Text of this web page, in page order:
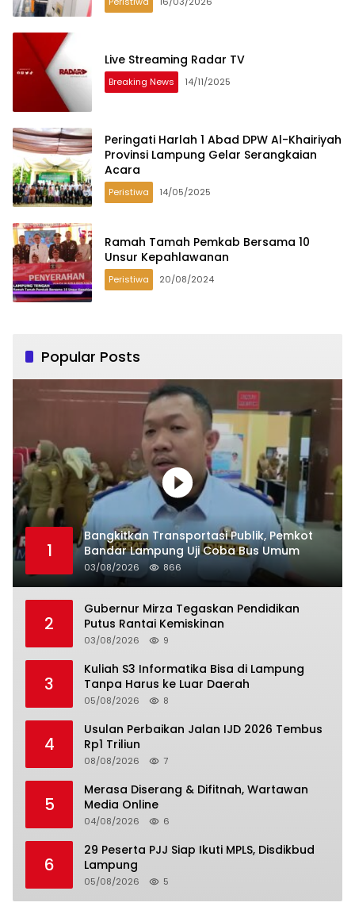
Live Streaming Radar TV
Breaking News 14/11/2025
Peringati Harlah 1 Abad DPW Al-Khairiyah
Provinsi Lampung Gelar Serangkaian
Acara
Peristiwa 14/05/2025
Ramah Tamah Pemkab Bersama 10
Unsur Kepahlawanan
Peristiwa 20/08/2024
Popular Posts
1
Bangkitkan Transportasi Publik, Pemkot
Bandar Lampung Uji Coba Bus Umum
03/08/2026 866
2
Gubernur Mirza Tegaskan Pendidikan
Putus Rantai Kemiskinan
03/08/2026 9
3
Kuliah S3 Informatika Bisa di Lampung
Tanpa Harus ke Luar Daerah
05/08/2026 8
4
Usulan Perbaikan Jalan IJD 2026 Tembus
Rp1 Triliun
08/08/2026 7
5
Merasa Diserang & Difitnah, Wartawan
Media Online
04/08/2026 6
6
29 Peserta PJJ Siap Ikuti MPLS, Disdikbud
Lampung
05/08/2026 5